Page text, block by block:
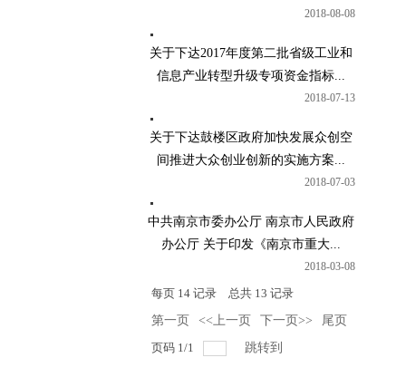
2018-08-08
关于下达2017年度第二批省级工业和
信息产业转型升级专项资金指标...
2018-07-13
关于下达鼓楼区政府加快发展众创空
间推进大众创业创新的实施方案...
2018-07-03
中共南京市委办公厅 南京市人民政府
办公厅 关于印发《南京市重大...
2018-03-08
每页 14记录 总共 13 记录
第一页
<<上一页 下一页>>
尾页
页码 1/1 跳转到